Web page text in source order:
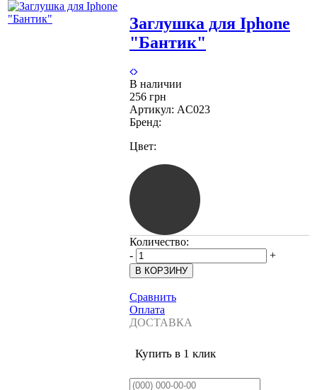
Заглушка для Iphone
"Бантик"
В наличии
256 грн
Артикул: AC023
Бренд:
Цвет:
Количество:
-
+
Сравнить
Оплата
ДОСТАВКА
Купить в 1 клик